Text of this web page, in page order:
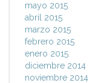
mayo 2015
abril 2015
marzo 2015
febrero 2015
enero 2015
diciembre 2014
noviembre 2014